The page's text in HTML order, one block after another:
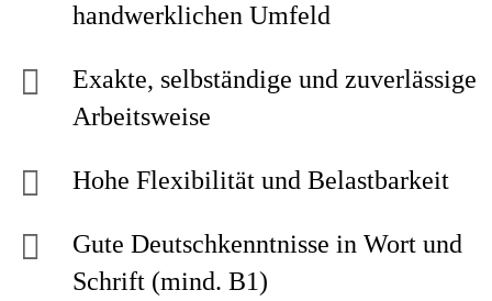
handwerklichen Umfeld
Exakte, selbständige und zuverlässige
Arbeitsweise
Hohe Flexibilität und Belastbarkeit
Gute Deutschkenntnisse in Wort und
Schrift (mind. B1)